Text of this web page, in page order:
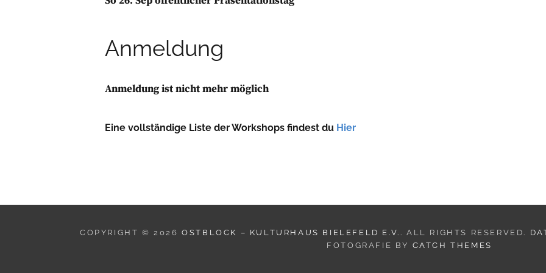
Anmeldung
Anmeldung ist nicht mehr möglich
Eine vollständige Liste der Workshops findest du Hier
COPYRIGHT © 2026OSTBLOCK – KULTURHAUS BIELEFELD E.V. . ALL RIGHTS RESERVED.
FOTOGRAFIE BY CATCH THEMES